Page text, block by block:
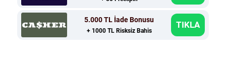
5.000 TL İade Bonusu
+ 1000 TL Risksiz Bahis
TIKLA